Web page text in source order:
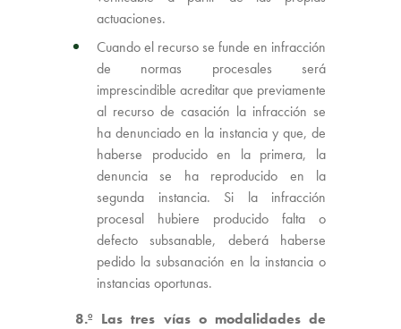
actuaciones.
Cuando el recurso se funde en infracción
de normas procesales será
imprescindible acreditar que previamente
al recurso de casación la infracción se
ha denunciado en la instancia y que, de
haberse producido en la primera, la
denuncia se ha reproducido en la
segunda instancia. Si la infracción
procesal hubiere producido falta o
defecto subsanable, deberá haberse
pedido la subsanación en la instancia o
instancias oportunas.
8.º Las tres vías o modalidades de